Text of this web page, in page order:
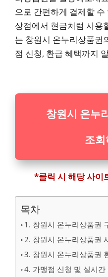
으로 간편하게 결제할
상점에서 현금처럼 사용
는 창원시 온누리상품권
점 신청, 환급 혜택까지
창원시 온누
조회
*클릭 시 해당 사이
목차
1. 창원시 온누리상품권
2. 창원시 온누리상품권
3. 창원시 온누리상품권
4. 가맹점 신청 및 실시간